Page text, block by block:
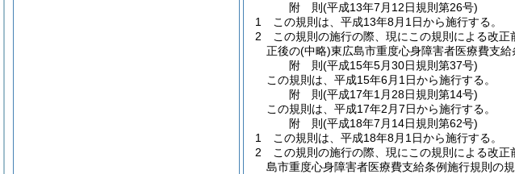
附 則(平成13年7月12日規則第26号)
1
この規則は、平成13年8月1日から施行する。
2
この規則の施行の際、現にこの規則による改正
正後の(中略)東広島市重度心身障害者医療費支給
附 則(平成15年5月30日規則第37号)
この規則は、平成15年6月1日から施行する。
附 則(平成17年1月28日規則第14号)
この規則は、平成17年2月7日から施行する。
附 則(平成18年7月14日規則第62号)
1
この規則は、平成18年8月1日から施行する。
2
この規則の施行の際、現にこの規則による改
島市重度心身障害者医療費支給条例施行規則の